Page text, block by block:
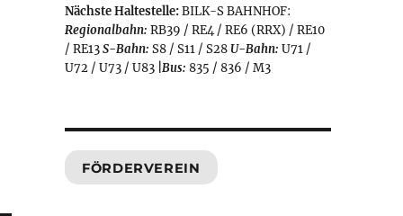
Nächste Haltestelle:BILK-S BAHNHOF:
Regionalbahn: RB39 / RE4 / RE6 (RRX) / RE10
/ RE13S-Bahn: S8 / S11 / S28U-Bahn: U71 /
U72 / U73 / U83 Bus: 835 / 836 / M3
FÖRDERVEREIN